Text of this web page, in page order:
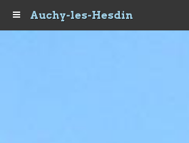
Auchy-les-Hesdin